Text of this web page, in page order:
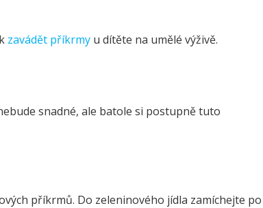
zavádět příkrmy u dítěte na umělé výživě.
snadné, ale batole si postupně tuto
příkrmů. Do zeleninového jídla zamíchejte po